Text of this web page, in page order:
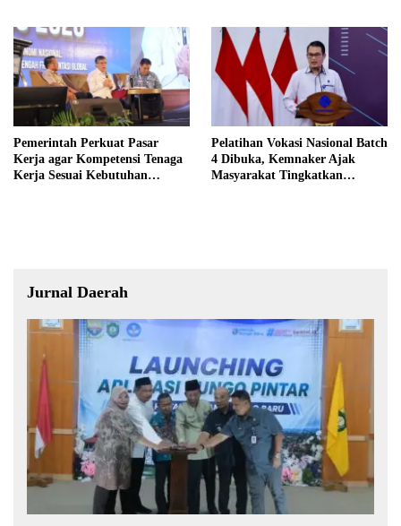
Pemerintah Perkuat Pasar
Kerja agar Kompetensi Tenaga
Kerja Sesuai Kebutuhan
Pelatihan Vokasi Nasional Batch
4 Dibuka, Kemnaker Ajak
Masyarakat Tingkatkan
Jurnal Daerah